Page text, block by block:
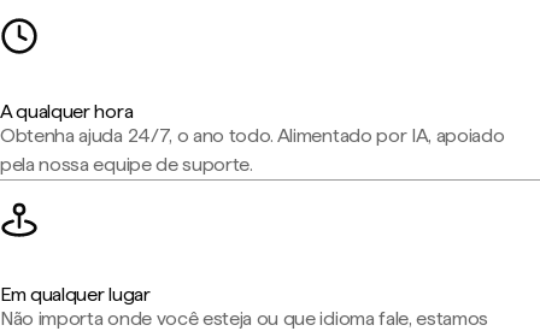
A qualquer hora
Obtenha ajuda 24/7, o ano todo. Alimentado por IA, apoiado
pela nossa equipe de suporte.
Em qualquer lugar
Não importa onde você esteja ou que idioma fale, estamos